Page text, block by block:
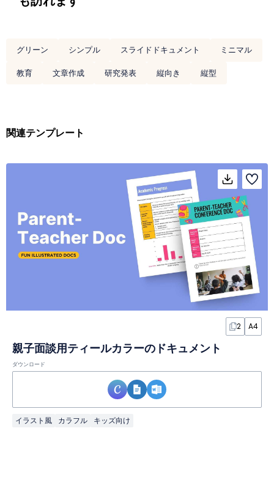
グリーン シンプル スライドドキュメント
ミニマル
教育
文章作成 研究発表 縦向き 縦型
関連テンプレート
2 A4
親子面談用ティールカラーのドキュメント
ダウンロード
イラスト風 カラフル キッズ向け